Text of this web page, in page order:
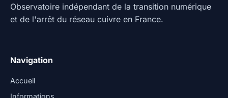
Observatoire indépendant de la transition numérique
et de l'arrêt du réseau cuivre en France.
Navigation
Accueil
Informations